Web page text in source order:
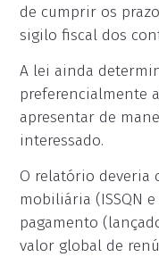
de cumprir os
sigilo fiscal dos
A lei ainda
preferencialmente
apresentar de
interessado.
O relatório deveria
mobiliária (ISSQN
pagamento
valor global de